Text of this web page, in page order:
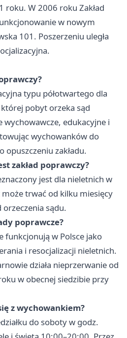
roku. W 2006 roku Zakład
w nowym
101. Poszerzeniu uległa
typu półotwartego dla
pobyt orzeka sąd
wychowawcze, edukacyjne i
wychowanków do
opuszczeniu zakładu.
zakład poprawczy?
jest dla nieletnich w
trwać od kilku miesięcy
sądu.
poprawcze?
funkcjonują w Polsce jako
i resocjalizacji nieletnich.
działa nieprzerwanie od
w obecnej siedzibie przy
z wychowankiem?
do soboty w godz.